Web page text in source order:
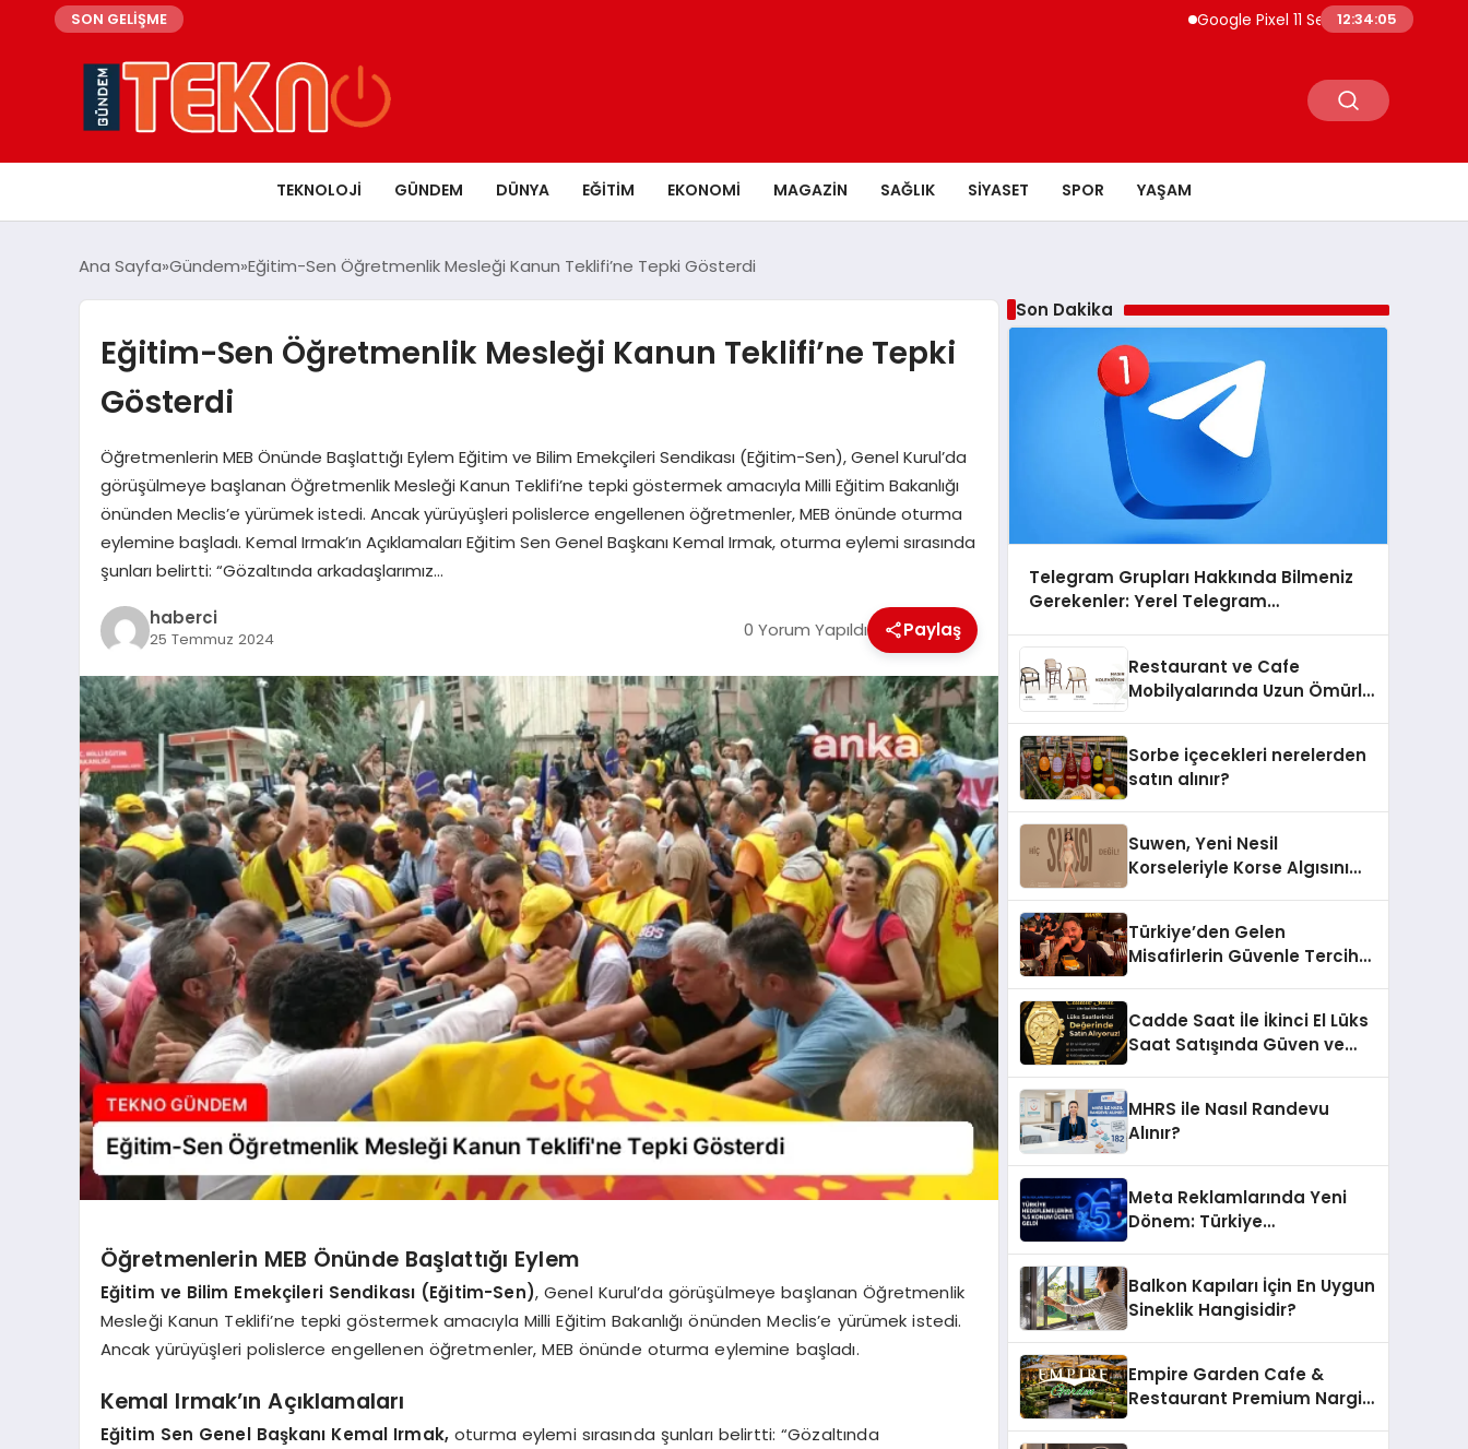
SON GELİŞME Google Pixel 11 Serisi Sızdırıldı Fiyatlar ve
12:34:06
TEKNOLOJI GÜNDEM DÜNYA EĞITIM EKONOMI MAGAZIN SAĞLIK SIYASET SPOR YAŞAM
Ana Sayfa Gündem Eğitim-Sen Öğretmenlik Mesleği Kanun Teklifi’ne Tepki Gösterdi
Eğitim-Sen Öğretmenlik Mesleği Kanun Teklifi’ne Tepki
Gösterdi
Öğretmenlerin MEB Önünde Başlattığı Eylem Eğitim ve Bilim Emekçileri Sendikası (Eğitim-Sen), Genel Kurul’da
görüşülmeye başlanan Öğretmenlik Mesleği Kanun Teklifi’ne tepki göstermek amacıyla Milli Eğitim Bakanlığı
önünden Meclis’e yürümek istedi. Ancak yürüyüşleri polislerce engellenen öğretmenler, MEB önünde oturma
eylemine başladı. Kemal Irmak’ın Açıklamaları Eğitim Sen Genel Başkanı Kemal Irmak, oturma eylemi sırasında
şunları belirtti: “Gözaltında arkadaşlarımız…
haberci
25 Temmuz 2024 0 Yorum Yapıldı Paylaş
Öğretmenlerin MEB Önünde Başlattığı Eylem
Eğitim ve Bilim Emekçileri Sendikası (Eğitim-Sen), Genel Kurul’da görüşülmeye başlanan Öğretmenlik
Mesleği Kanun Teklifi’ne tepki göstermek amacıyla Milli Eğitim Bakanlığı önünden Meclis’e yürümek istedi.
Ancak yürüyüşleri polislerce engellenen öğretmenler, MEB önünde oturma eylemine başladı.
Kemal Irmak’ın Açıklamaları
Eğitim Sen Genel Başkanı Kemal Irmak, oturma eylemi sırasında şunları belirtti: “Gözaltında
Son Dakika
Telegram Grupları Hakkında Bilmeniz
Gerekenler: Yerel Telegram
Ulaşın
Restaurant ve Cafe
Mobilyalarında Uzun Ömürlü
Sorbe içecekleri nerelerden
satın alınır?
Suwen, Yeni Nesil
Korseleriyle Korse Algısını
Türkiye’den Gelen
Misafirlerin Güvenle Tercih
Dikkat Çekiyor
Cadde Saat İle İkinci El Lüks
Saat Satışında Güven ve
MHRS ile Nasıl Randevu
Alınır?
Meta Reklamlarında Yeni
Dönem: Türkiye
Balkon Kapıları İçin En Uygun
Sineklik Hangisidir?
Empire Garden Cafe &
Restaurant Premium Nargile